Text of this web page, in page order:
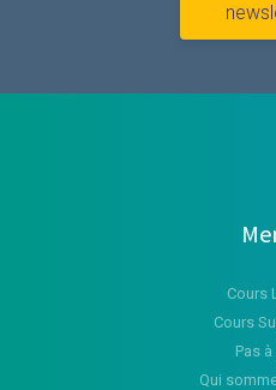
Cours
Cours
Pas
Qui